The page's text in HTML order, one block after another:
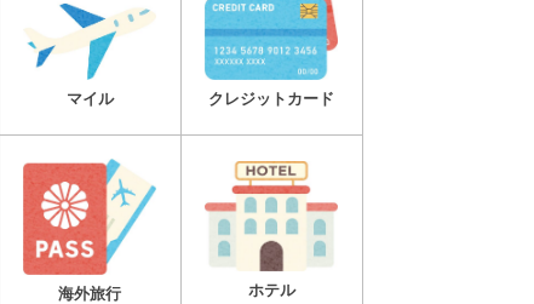
マイル クレジットカード
海外旅行 ホテル